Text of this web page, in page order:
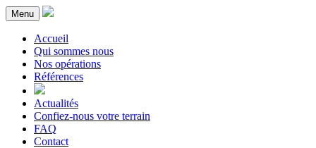
Menu
Accueil
Qui sommes nous
Nos opérations
Références
Actualités
Confiez-nous votre terrain
FAQ
Contact